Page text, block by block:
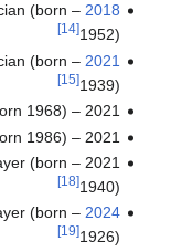
2018
–
(born
1952)
[14]
2021
–
(born
1939)
[15]
2021 –
1968)
2021 –
1986)
2021 –
(born
1940)
[18]
2024
–
(born
1926)
[19]